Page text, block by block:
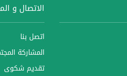
الاتصال و
اتصل بنا
المشاركة
تقديم شكوى